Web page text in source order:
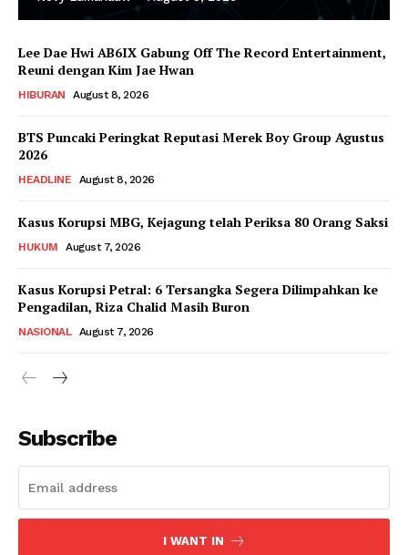
Lee Dae Hwi AB6IX Gabung Off The Record Entertainment,
Reuni dengan Kim Jae Hwan
HIBURAN August 8, 2026
BTS Puncaki Peringkat Reputasi Merek Boy Group Agustus
2026
HEADLINE August 8, 2026
Kasus Korupsi MBG, Kejagung telah Periksa 80 Orang Saksi
HUKUM August 7, 2026
Kasus Korupsi Petral: 6 Tersangka Segera Dilimpahkan ke
Pengadilan, Riza Chalid Masih Buron
NASIONAL August 7, 2026
Subscribe
I WANT IN